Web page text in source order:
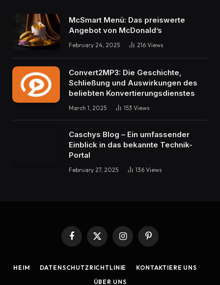
McSmart Menü: Das preiswerte
Angebot von McDonald’s
February 24, 2025 216 Views
Convert2MP3: Die Geschichte,
Schließung und Auswirkungen des
beliebten Konvertierungsdienstes
March 1, 2025 153 Views
Caschys Blog – Ein umfassender
Einblick in das bekannte Technik-
Portal
February 27, 2025 136 Views
Facebook
X
(Twitter)
InstagramPinterest
HEIM DATENSCHUTZRICHTLINIE
KONTAKTIERE UNS
ÜBER UNS